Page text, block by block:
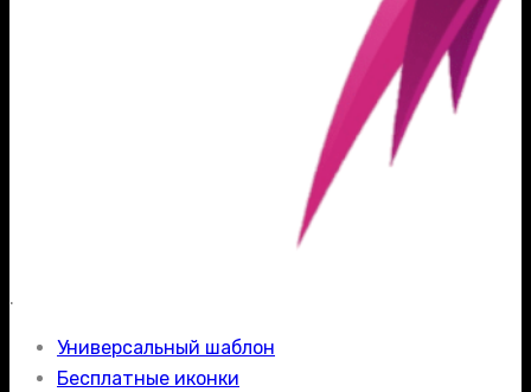
.
Универсальный шаблон
Бесплатные иконки